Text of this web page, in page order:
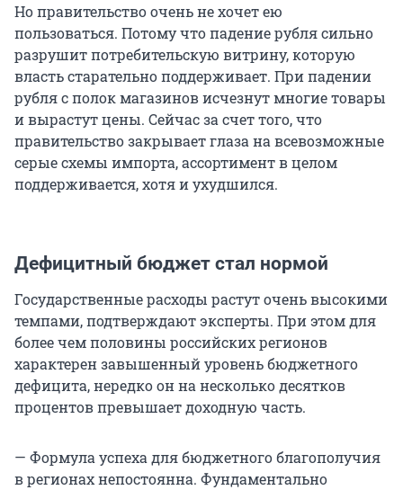
Но правительство очень не хочет ею
пользоваться. Потому что падение рубля сильно
разрушит потребительскую витрину, которую
власть старательно поддерживает. При падении
рубля с полок магазинов исчезнут многие товары
и вырастут цены. Сейчас за счет того, что
правительство закрывает глаза на всевозможные
серые схемы импорта, ассортимент в целом
поддерживается, хотя и ухудшился.
Дефицитный бюджет стал нормой
Государственные расходы растут очень высокими
темпами, подтверждают эксперты. При этом для
более чем половины российских регионов
характерен завышенный уровень бюджетного
дефицита, нередко он на несколько десятков
процентов превышает доходную часть.
— Формула успеха для бюджетного благополучия
в регионах непостоянна. Фундаментально